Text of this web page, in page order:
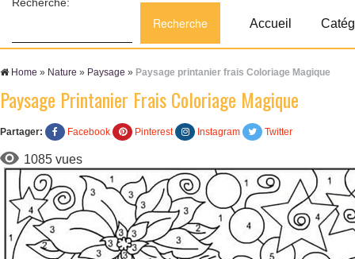
Accueil
Home » Nature » Paysage » Paysage printanier frais Coloriage Magique
Paysage Printanier Frais Coloriage Magique
Partager: Facebook Pinterest Instagram Twitter
1085 vues